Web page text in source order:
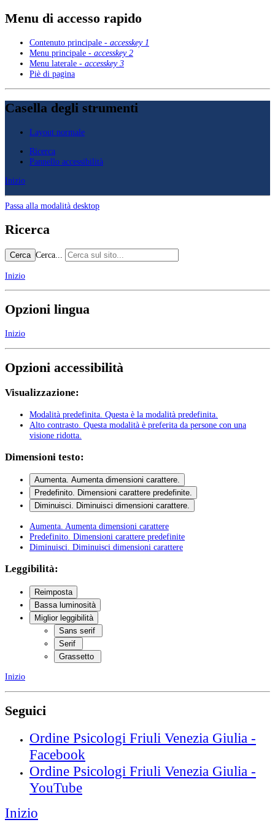
Menu di accesso rapido
Contenuto principale - accesskey 1
Menu principale - accesskey 2
Menu laterale - accesskey 3
Piè di pagina
Casella degli strumenti
Layout normale
Ricerca
Pannello accessibilità
Inizio
Passa alla modalità desktop
Ricerca
Cerca Cerca...
Inizio
Opzioni lingua
Inizio
Opzioni accessibilità
Visualizzazione:
Modalità predefinita . Questa è la modalità predefinita.
Alto contrasto . Questa modalità è preferita da persone con una
visione ridotta.
Dimensioni testo:
Aumenta. Aumenta dimensioni carattere.
Predefinito. Dimensioni carattere predefinite.
Diminuisci. Diminuisci dimensioni carattere.
Aumenta . Aumenta dimensioni carattere
Predefinito . Dimensioni carattere predefinite
Diminuisci . Diminuisci dimensioni carattere
Leggibilità:
Reimposta
Bassa luminosità
Miglior leggibilità
Sans serif
Serif
Grassetto
Inizio
Seguici
Ordine Psicologi Friuli Venezia Giulia -
Facebook
Ordine Psicologi Friuli Venezia Giulia -
YouTube
Inizio